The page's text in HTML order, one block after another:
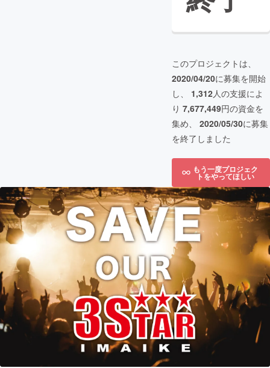
このプロジェクトは、
2020/04/20に募集を開始
し、 1,312人の支援によ
り 7,677,449円の資金を
集め、 2020/05/30に募集
を終了しました
もう一度プロジェク
トをやってほしい